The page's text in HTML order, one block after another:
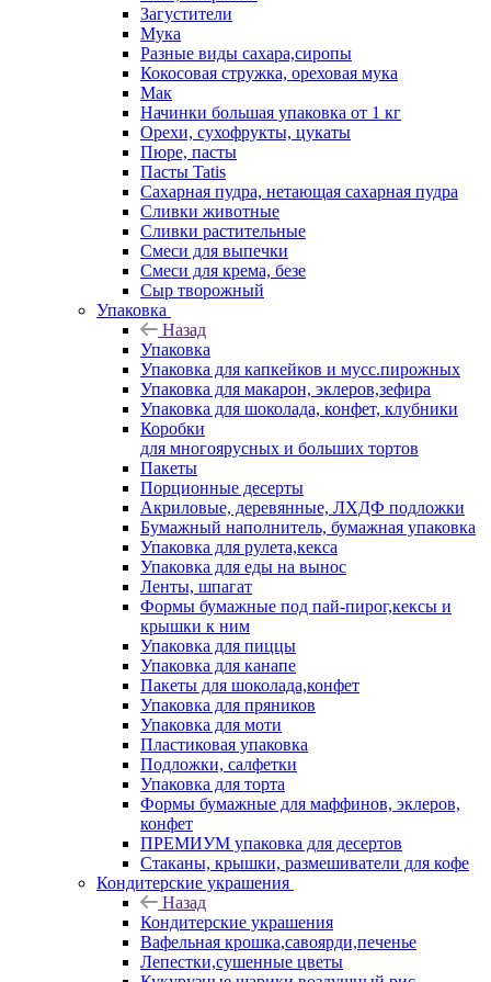
Загустители
Мука
Разные виды сахара,сиропы
Кокосовая стружка, ореховая мука
Мак
Начинки большая упаковка от 1 кг
Орехи, сухофрукты, цукаты
Пюре, пасты
Пасты Tatis
Сахарная пудра, нетающая сахарная пудра
Сливки животные
Сливки растительные
Смеси для выпечки
Смеси для крема, безе
Сыр творожный
Упаковка
Назад
Упаковка
Упаковка для капкейков и мусс.пирожных
Упаковка для макарон, эклеров,зефира
Упаковка для шоколада, конфет, клубники
Коробки
для многоярусных и больших тортов
Пакеты
Порционные десерты
Акриловые, деревянные, ЛХДФ подложки
Бумажный наполнитель, бумажная упаковка
Упаковка для рулета,кекса
Упаковка для еды на вынос
Ленты, шпагат
Формы бумажные под пай-пирог,кексы и
крышки к ним
Упаковка для пиццы
Упаковка для канапе
Пакеты для шоколада,конфет
Упаковка для пряников
Упаковка для моти
Пластиковая упаковка
Подложки, салфетки
Упаковка для торта
Формы бумажные для маффинов, эклеров,
конфет
ПРЕМИУМ упаковка для десертов
Стаканы, крышки, размешиватели для кофе
Кондитерские украшения
Назад
Кондитерские украшения
Вафельная крошка,савоярди,печенье
Лепестки,сушенные цветы